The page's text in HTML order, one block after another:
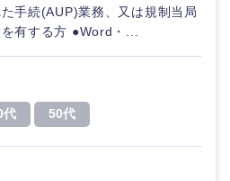
手続(AUP)業務、又は規制当局
有する方 ●Word・...
代 50代